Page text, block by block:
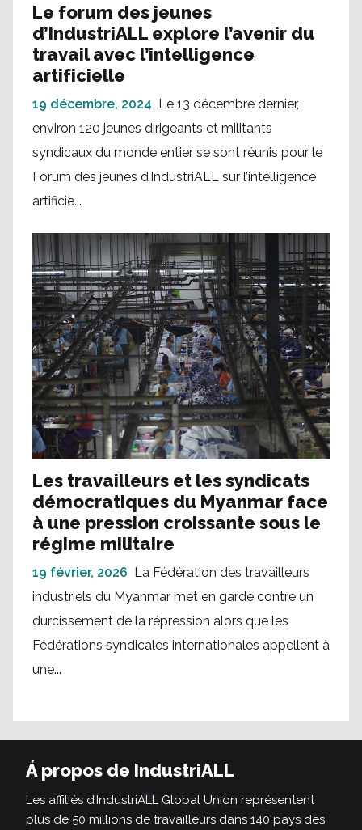
Le forum des jeunes
d’IndustriALL explore l’avenir du
travail avec l’intelligence
artificielle
19 décembre, 2024 Le 13 décembre dernier,
environ 120 jeunes dirigeants et militants
syndicaux du monde entier se sont réunis pour le
Forum des jeunes d’IndustriALL sur l’intelligence
artificie...
Les travailleurs et les syndicats
démocratiques du Myanmar face
à une pression croissante sous le
régime militaire
19 février, 2026 La Fédération des travailleurs
industriels du Myanmar met en garde contre un
durcissement de la répression alors que les
Fédérations syndicales internationales appellent à
une...
Á propos de IndustriALL
Les affiliés d’IndustriALL Global Union représentent
plus de 50 millions de travailleurs dans 140 pays des